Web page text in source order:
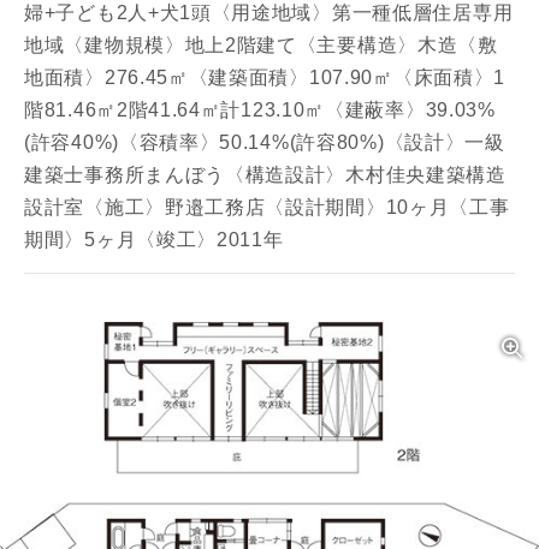
婦+子ども2人+犬1頭〈用途地域〉第一種低層住居専用
地域〈建物規模〉地上2階建て〈主要構造〉木造〈敷
地面積〉276.45㎡〈建築面積〉107.90㎡〈床面積〉1
階81.46㎡2階41.64㎡計123.10㎡〈建蔽率〉39.03%
(許容40%)〈容積率〉50.14%(許容80%)〈設計〉一級
建築士事務所まんぼう〈構造設計〉木村佳央建築構造
設計室〈施工〉野邉工務店〈設計期間〉10ヶ月〈工事
期間〉5ヶ月〈竣工〉2011年